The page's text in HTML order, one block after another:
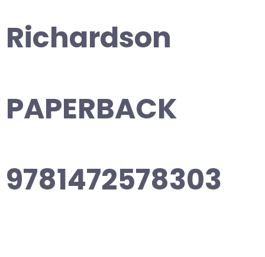
Richardson
PAPERBACK
9781472578303